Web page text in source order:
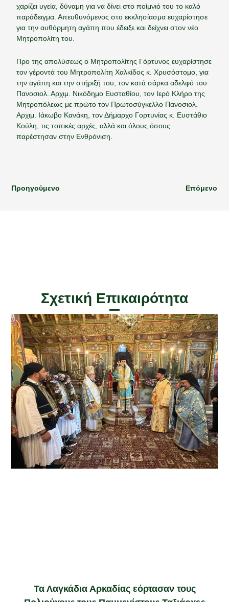
χαρίζει υγεία, δύναμη για να δίνει στο ποίμνιό του το καλό
παράδειγμα. Απευθυνόμενος στο εκκλησίασμα ευχαρίστησε
για την αυθόρμητη αγάπη που έδειξε και δείχνει στον νέο
Μητροπολίτη του.
Προ της απολύσεως ο Μητροπολίτης Γόρτυνος ευχαρίστησε
τον γέροντά του Μητροπολίτη Χαλκίδος κ. Χρυσόστομο, για
την αγάπη και την στήριξή του, τον κατά σάρκα αδελφό του
Πανοσιολ. Αρχιμ. Νικόδημο Ευσταθίου, τον Ιερό Κλήρο της
Μητροπόλεως με πρώτο τον Πρωτοσύγκελλο Πανοσιολ.
Αρχιμ. Ιάκωβο Κανάκη, τον Δήμαρχο Γορτυνίας κ. Ευστάθιο
Κούλη, τις τοπικές αρχές, αλλά και όλους όσους
παρέστησαν στην Ενθρόνιση.
Προηγούμενο Επόμενο
Σχετική Επικαιρότητα
Τα Λαγκάδια Αρκαδίας εόρτασαν τους